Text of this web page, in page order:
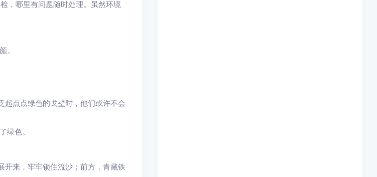
，哪里有问题随时处理。虽然环境
。
起点点绿色的戈壁时，他们或许不会
绿色。
开来，牢牢锁住流沙；前方，青藏铁